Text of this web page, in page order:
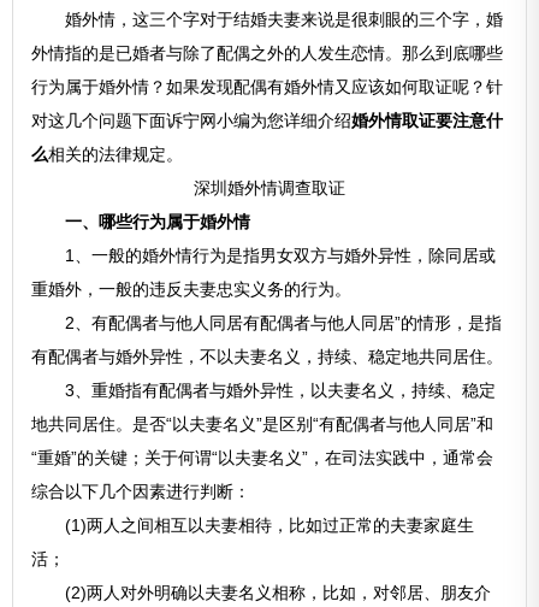
婚外情，这三个字对于结婚夫妻来说是很刺眼的三个字，婚
外情指的是已婚者与除了配偶之外的人发生恋情。那么到底哪些
行为属于婚外情？如果发现配偶有婚外情又应该如何取证呢？针
对这几个问题下面诉宁网小编为您详细介绍婚外情取证要注意什
么相关的法律规定。
深圳婚外情调查取证
一、哪些行为属于婚外情
1、一般的婚外情行为是指男女双方与婚外异性，除同居或
重婚外，一般的违反夫妻忠实义务的行为。
2、有配偶者与他人同居有配偶者与他人同居”的情形，是指
有配偶者与婚外异性，不以夫妻名义，持续、稳定地共同居住。
3、重婚指有配偶者与婚外异性，以夫妻名义，持续、稳定
地共同居住。是否“以夫妻名义”是区别“有配偶者与他人同居”和
“重婚”的关键；关于何谓“以夫妻名义”，在司法实践中，通常会
综合以下几个因素进行判断：
(1)两人之间相互以夫妻相待，比如过正常的夫妻家庭生
活；
(2)两人对外明确以夫妻名义相称，比如，对邻居、朋友介